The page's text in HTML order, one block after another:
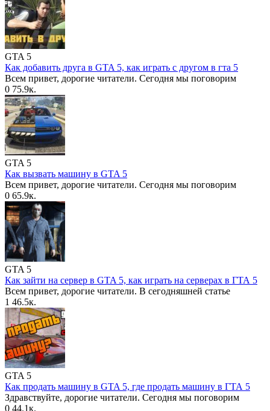
GTA 5
Как добавить друга в GTA 5, как играть с другом в гта 5
Всем привет, дорогие читатели. Сегодня мы поговорим
0 75.9к.
GTA 5
Как вызвать машину в GTA 5
Всем привет, дорогие читатели. Сегодня мы поговорим
0 65.9к.
GTA 5
Как зайти на сервер в GTA 5, как играть на серверах в ГТА 5
Всем привет, дорогие читатели. В сегодняшней статье
1 46.5к.
GTA 5
Как продать машину в GTA 5, где продать машину в ГТА 5
Здравствуйте, дорогие читатели. Сегодня мы поговорим
0 44.1к.